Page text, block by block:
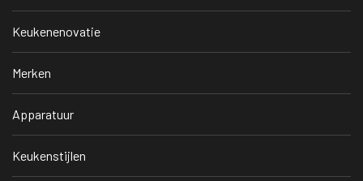
Keukenenovatie
Merken
Apparatuur
Keukenstijlen